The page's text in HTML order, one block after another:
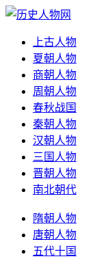
上古人物
夏朝人物
商朝人物
周朝人物
春秋战国
秦朝人物
汉朝人物
三国人物
晋朝人物
南北朝代
隋朝人物
唐朝人物
五代十国